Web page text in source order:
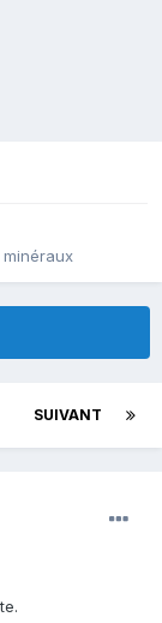
SUIVANT